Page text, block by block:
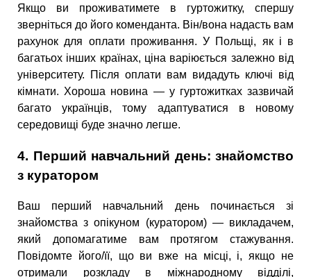
Якщо ви проживатимете в гуртожитку, спершу
зверніться до його коменданта. Він/вона надасть вам
рахунок для оплати проживання. У Польщі, як і в
багатьох інших країнах, ціна варіюється залежно від
університету. Після оплати вам видадуть ключі від
кімнати. Хороша новина — у гуртожитках зазвичай
багато українців, тому адаптуватися в новому
середовищі буде значно легше.
4. Перший навчальний день: знайомство
з куратором
Ваш перший навчальний день починається зі
знайомства з опікуном (куратором) — викладачем,
який допомагатиме вам протягом стажування.
Повідомте його/її, що ви вже на місці, і, якщо не
отримали розкладу в міжнародному відділі,